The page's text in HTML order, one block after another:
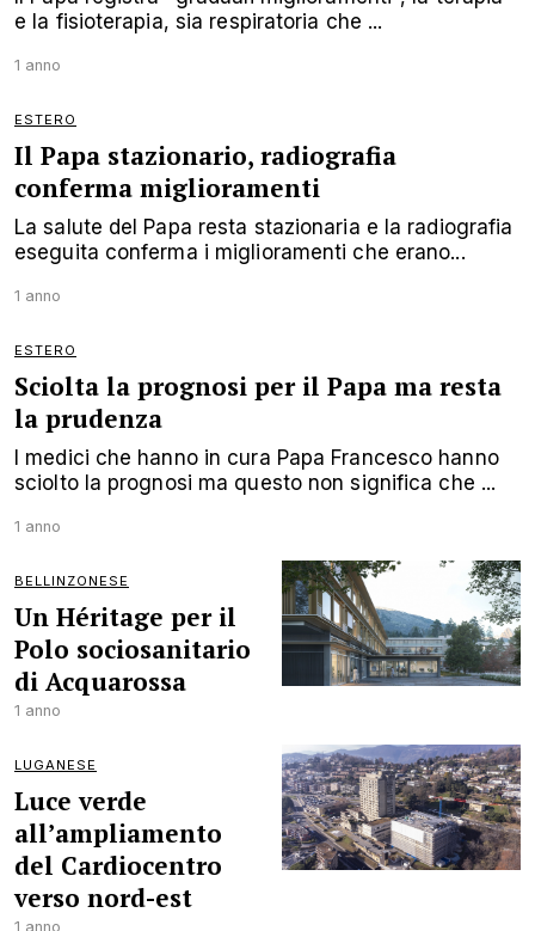
e la fisioterapia, sia respiratoria che ...
1 anno
ESTERO
Il Papa stazionario, radiografia
conferma miglioramenti
La salute del Papa resta stazionaria e la radiografia
eseguita conferma i miglioramenti che erano...
1 anno
ESTERO
Sciolta la prognosi per il Papa ma resta
la prudenza
I medici che hanno in cura Papa Francesco hanno
sciolto la prognosi ma questo non significa che ...
1 anno
BELLINZONESE
Un Héritage per il
Polo sociosanitario
di Acquarossa
1 anno
LUGANESE
Luce verde
all’ampliamento
del Cardiocentro
verso nord-est
1 anno